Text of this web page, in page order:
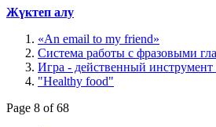
Жүктеп алу
«An email to my friend»
Система работы с фразовыми
Игра - действенный инструмент
"Healthy food"
Page 8 of 68